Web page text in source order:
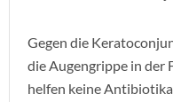
Gegen die
die Augengrippe in der
helfen keine